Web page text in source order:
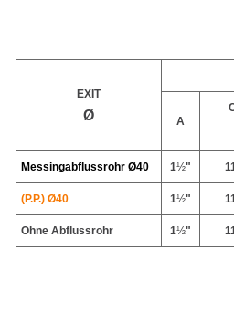
EXIT
Ø A
Messingabflussrohr Ø40 1½"
(P.P.) Ø40 1½"
Ohne Abflussrohr 1½"